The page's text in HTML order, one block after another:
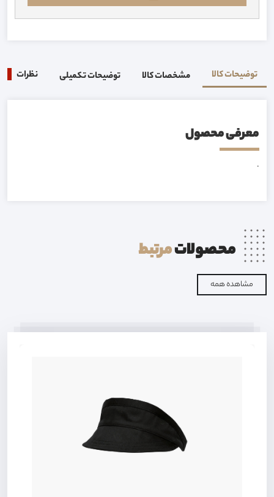
توضیحات کالا مشخصات کالا توضیحات تکمیلی نظرات
معرفی محصول
.
محصولاتمرتبط
مشاهده همه